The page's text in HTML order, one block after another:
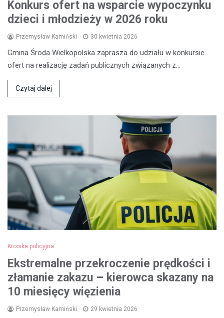
Konkurs ofert na wsparcie wypoczynku
dzieci i młodzieży w 2026 roku
Przemysław Kamiński 30 kwietnia 2026
Gmina Środa Wielkopolska zaprasza do udziału w konkursie
ofert na realizację zadań publicznych związanych z…
Czytaj dalej
Kronika policyjna
Ekstremalne przekroczenie prędkości i
złamanie zakazu – kierowca skazany na
10 miesięcy więzienia
Przemysław Kamiński 29 kwietnia 2026